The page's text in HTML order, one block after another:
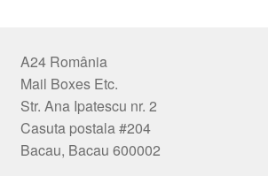
A24 România
Mail Boxes Etc.
Str. Ana Ipatescu nr. 2
Casuta postala #204
Bacau, Bacau 600002